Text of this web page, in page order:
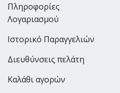
Πληροφορίες
Λογαριασμού
Ιστορικό Παραγγελιών
Διευθύνσεις πελάτη
Καλάθι αγορών